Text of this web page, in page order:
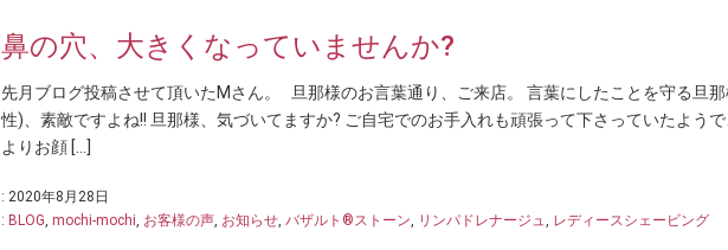
鼻の穴、大きくなっていませんか?
先月ブログ投稿させて頂いたMさん。 旦那様のお言葉通り、ご来店。 言葉にしたことを守る旦那
性)、素敵ですよね!! 旦那様、気づいてますか? ご自宅でのお手入れも頑張って下さっていたよう
よりお顔 […]
: 2020年8月28日
: BLOG mochi-mochi お客様の声 お知らせ バザルト®ストーン リンパドレナージュ レディースシェービング